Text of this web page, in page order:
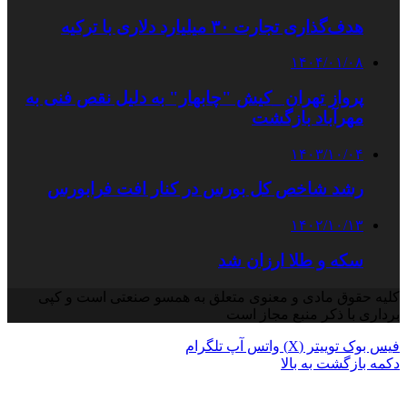
هدف‌گذاری تجارت ۳۰ میلیارد دلاری با ترکیه
۱۴۰۴/۰۱/۰۸
پرواز تهران _کیش "چابهار" به دلیل نقص فنی به
مهرآباد بازگشت
۱۴۰۳/۱۰/۰۴
رشد شاخص کل بورس در کنار افت فرابورس
۱۴۰۲/۱۰/۱۳
سکه و طلا ارزان شد
کلیه حقوق مادی و معنوی متعلق به همسو صنعتی است و کپی
برداری با ذکر منبع مجاز است
فیس بوک توییتر (X) واتس آپ تلگرام
دکمه بازگشت به بالا